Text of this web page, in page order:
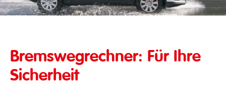
Bremswegrechner: Für Ihre
Sicherheit